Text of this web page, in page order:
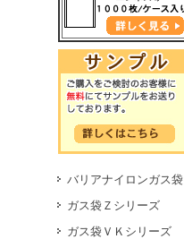
バリアナイロンガス袋
ガス袋Ｚシリーズ
ガス袋ＶＫシリーズ